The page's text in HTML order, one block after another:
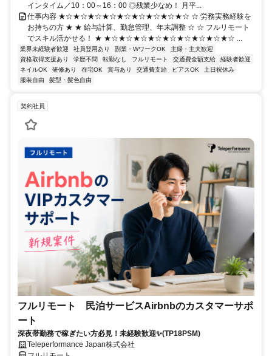
インタイム／10：00～16：00 ◎残業少なめ！ 月平...
仕事内容 ★☆★☆★☆★☆★☆★☆★☆★☆★☆ ☆ 労務実務経験を
お持ちの方 ★ ★ 給与計算、勤怠管理、年末調整 ☆ ☆ フルリモート
でスキル活かせる！ ★ ★☆★☆★☆★☆★☆★☆★☆★☆★☆ ...
業界未経験者歓迎 社員登用あり 副業・WワークOK
主婦・主夫歓迎
資格取得支援あり
学歴不問 転勤なし フルリモート 交通費全額支給
経験者歓迎
ネイルOK
研修あり 在宅OK 賞与あり 交通費支給 ピアスOK
土日祝休み
服装自由
髪型・髪色自由
契約社員
フルリモート 民泊サービスAirbnbのカスタマーサポ
ート
深夜帯勤務で稼ぎたい方必見！未経験歓迎✨(TP18PSM)
Teleperformance Japan株式会社